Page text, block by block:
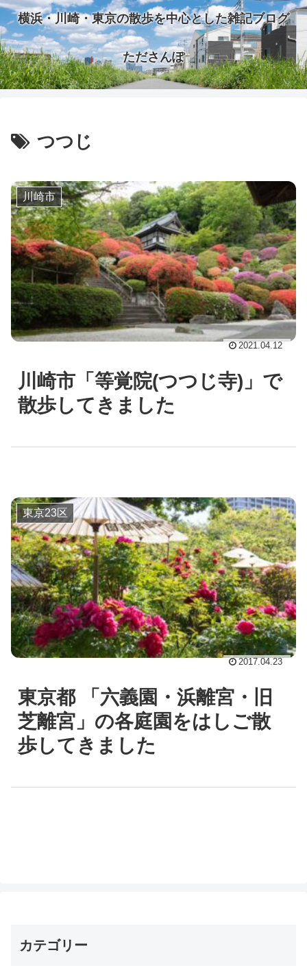
横浜・川崎・東京の散歩を中心とした雑記ブログ
たださんぽ
つつじ
川崎市
川崎市「等覚院(つつじ寺)」で
散歩してきました
2021.04.12
東京23区
東京都 「六義園・浜離宮・旧
芝離宮」の各庭園をはしご散
歩してきました
2017.04.23
カテゴリー